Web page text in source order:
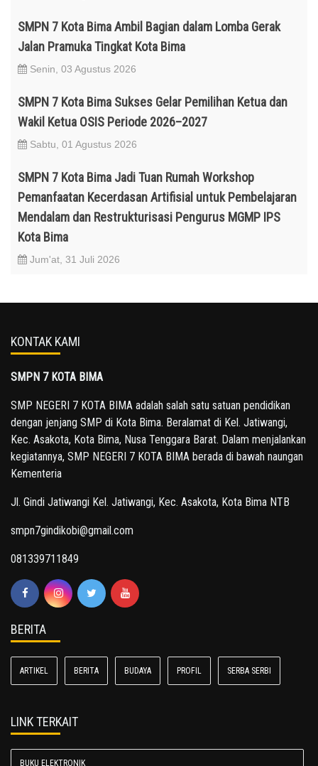
SMPN 7 Kota Bima Ambil Bagian dalam Lomba Gerak
Jalan Pramuka Tingkat Kota Bima
Senin, 03 Agustus 2026
SMPN 7 Kota Bima Sukses Gelar Pemilihan Ketua dan
Wakil Ketua OSIS Periode 2026–2027
Sabtu, 01 Agustus 2026
SMPN 7 Kota Bima Jadi Tuan Rumah Workshop
Pemanfaatan Kecerdasan Artifisial untuk Pembelajaran
Mendalam dan Restrukturisasi Pengurus MGMP IPS
Kota Bima
Jum'at, 31 Juli 2026
KONTAK KAMI
SMPN 7 KOTA BIMA
SMP NEGERI 7 KOTA BIMA adalah salah satu satuan pendidikan
dengan jenjang SMP di Kota Bima. Beralamat di Kel. Jatiwangi,
Kec. Asakota, Kota Bima, Nusa Tenggara Barat. Dalam menjalankan
kegiatannya, SMP NEGERI 7 KOTA BIMA berada di bawah naungan
Kementeria
Jl. Gindi Jatiwangi Kel. Jatiwangi, Kec. Asakota, Kota Bima NTB
smpn7gindikobi@gmail.com
081339711849
BERITA
ARTIKEL BERITA BUDAYA PROFIL SERBA SERBI
LINK TERKAIT
BUKU ELEKTRONIK